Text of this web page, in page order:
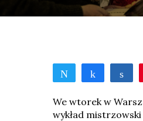
Tweetnij Udostępnij
We wtorek w
wykład